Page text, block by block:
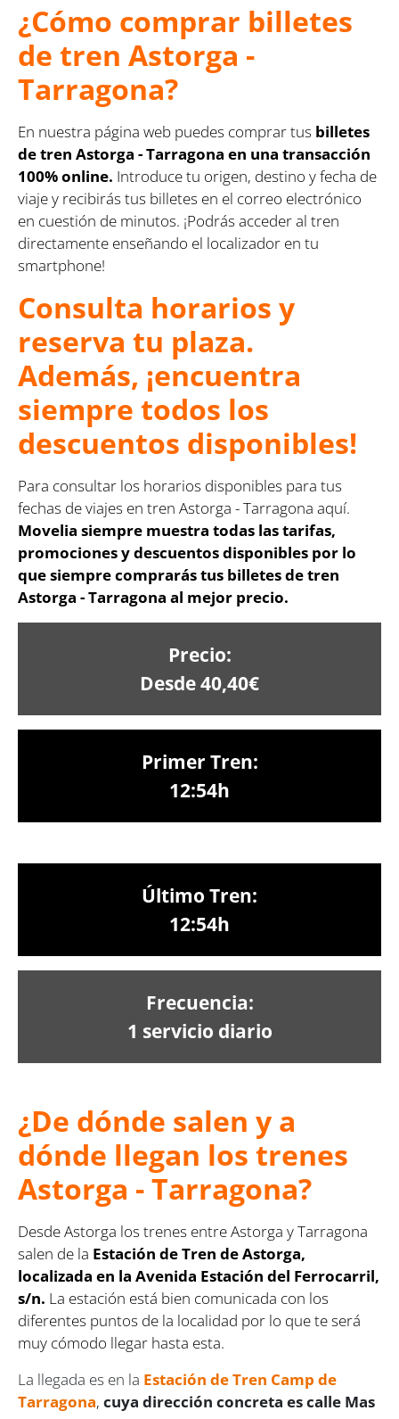
¿Cómo comprar billetes
de tren Astorga -
Tarragona?
En nuestra página web puedes comprar tus billetes
de tren Astorga - Tarragona en una transacción
100% online. Introduce tu origen, destino y fecha de
viaje y recibirás tus billetes en el correo electrónico
en cuestión de minutos. ¡Podrás acceder al tren
directamente enseñando el localizador en tu
smartphone!
Consulta horarios y
reserva tu plaza.
Además, ¡encuentra
siempre todos los
descuentos disponibles!
Para consultar los horarios disponibles para tus
fechas de viajes en tren Astorga - Tarragona aquí.
Movelia siempre muestra todas las tarifas,
promociones y descuentos disponibles por lo
que siempre comprarás tus billetes de tren
Astorga - Tarragona al mejor precio.
Precio:
Desde 40,40€
Primer Tren:
12:54h
Último Tren:
12:54h
Frecuencia:
1 servicio diario
¿De dónde salen y a
dónde llegan los trenes
Astorga - Tarragona?
Desde Astorga los trenes entre Astorga y Tarragona
salen de la Estación de Tren de Astorga,
localizada en la Avenida Estación del Ferrocarril,
s/n. La estación está bien comunicada con los
diferentes puntos de la localidad por lo que te será
muy cómodo llegar hasta esta.
La llegada es en la Estación de Tren Camp de
Tarragona, cuya dirección concreta es calle Mas